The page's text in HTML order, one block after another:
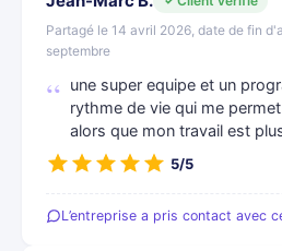
Partagé le 14 avril 2026, date de fin
septembre
une super equipe et un
rythme de vie qui me
alors que mon travail est
5/5
L’entreprise a pris contact avec